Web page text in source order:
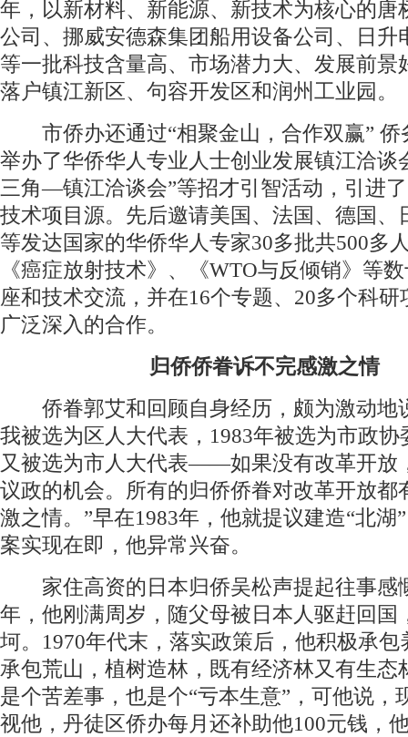
年，以新材料、新能源、新技术为核心的唐
公司、挪威安德森集团船用设备公司、日升
等一批科技含量高、市场潜力大、发展前景
落户镇江新区、句容开发区和润州工业园。
市侨办还通过“相聚金山，合作双赢” 侨
举办了华侨华人专业人士创业发展镇江洽谈
三角—镇江洽谈会”等招才引智活动，引进
技术项目源。先后邀请美国、法国、德国、
等发达国家的华侨华人专家30多批共500多
《癌症放射技术》、《WTO与反倾销》等
座和技术交流，并在16个专题、20多个科研
广泛深入的合作。
归侨侨眷诉不完感激之情
侨眷郭艾和回顾自身经历，颇为激动地
我被选为区人大代表，1983年被选为市政协
又被选为市人大代表——如果没有改革开放
议政的机会。所有的归侨侨眷对改革开放都
激之情。”早在1983年，他就提议建造“北湖
案实现在即，他异常兴奋。
家住高资的日本归侨吴松声提起往事感
年，他刚满周岁，随父母被日本人驱赶回国
坷。1970年代末，落实政策后，他积极承包
承包荒山，植树造林，既有经济林又有生态
是个苦差事，也是个“亏本生意”，可他说，
视他，丹徒区侨办每月还补助他100元钱，